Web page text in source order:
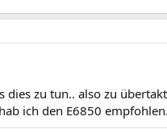
dies zu tun.. also zu
ich den E6850